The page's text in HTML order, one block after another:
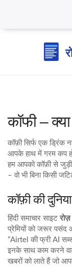
कॉफी –
कॉफ़ी सिर्फ एक ड्रिंक
आपके हाथ में गरम कप
हम आपको कॉफ़ी से
– वो भी बिना किसी
कॉफ़ी की
हिंदी समाचार साइट रोज़
प्रेमियों को जरूर पसंद
“Airtel की फ्री AI
इनके साथ काम करने
खबरों को लाते हैं जो